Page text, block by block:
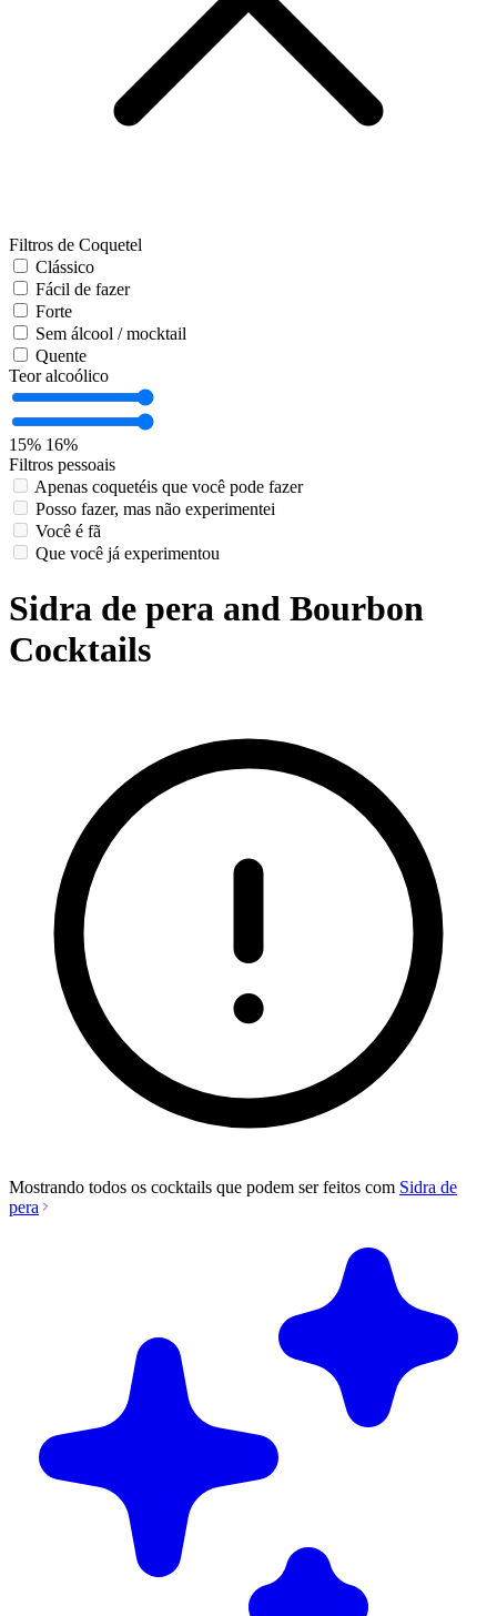
Filtros de Coquetel
Clássico
Fácil de fazer
Forte
Sem álcool / mocktail
Quente
Teor alcoólico
15% 16%
Filtros pessoais
Apenas coquetéis que você pode fazer
Posso fazer, mas não experimentei
Você é fã
Que você já experimentou
Sidra de pera and Bourbon
Cocktails
Mostrando todos os cocktails que podem ser feitos com Sidra de
pera